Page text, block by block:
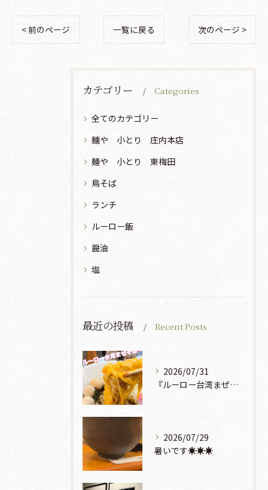
< 前のページ 一覧に戻る 次のページ >
カテゴリー Categories
全てのカテゴリー
麺や 小とり 庄内本店
麺や 小とり 東梅田
鳥そば
ランチ
ルーロー飯
醤油
塩
最近の投稿 Recent Posts
2026/07/31
『ルーロー台湾まぜそば』930円🍜🫧
2026/07/29
暑いです☀️☀️☀️